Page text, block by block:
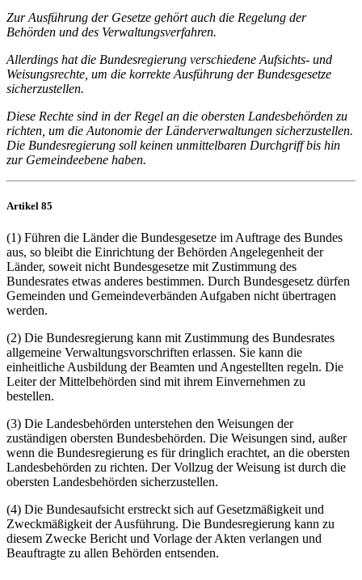
Zur Ausführung der Gesetze gehört auch die Regelung der
Behörden und des Verwaltungsverfahren.
Allerdings hat die Bundesregierung verschiedene Aufsichts- und
Weisungsrechte, um die korrekte Ausführung der Bundesgesetze
sicherzustellen.
Diese Rechte sind in der Regel an die obersten Landesbehörden zu
richten, um die Autonomie der Länderverwaltungen sicherzustellen.
Die Bundesregierung soll keinen unmittelbaren Durchgriff bis hin
zur Gemeindeebene haben.
Artikel 85
(1) Führen die Länder die Bundesgesetze im Auftrage des Bundes
aus, so bleibt die Einrichtung der Behörden Angelegenheit der
Länder, soweit nicht Bundesgesetze mit Zustimmung des
Bundesrates etwas anderes bestimmen. Durch Bundesgesetz dürfen
Gemeinden und Gemeindeverbänden Aufgaben nicht übertragen
werden.
(2) Die Bundesregierung kann mit Zustimmung des Bundesrates
allgemeine Verwaltungsvorschriften erlassen. Sie kann die
einheitliche Ausbildung der Beamten und Angestellten regeln. Die
Leiter der Mittelbehörden sind mit ihrem Einvernehmen zu
bestellen.
(3) Die Landesbehörden unterstehen den Weisungen der
zuständigen obersten Bundesbehörden. Die Weisungen sind, außer
wenn die Bundesregierung es für dringlich erachtet, an die obersten
Landesbehörden zu richten. Der Vollzug der Weisung ist durch die
obersten Landesbehörden sicherzustellen.
(4) Die Bundesaufsicht erstreckt sich auf Gesetzmäßigkeit und
Zweckmäßigkeit der Ausführung. Die Bundesregierung kann zu
diesem Zwecke Bericht und Vorlage der Akten verlangen und
Beauftragte zu allen Behörden entsenden.